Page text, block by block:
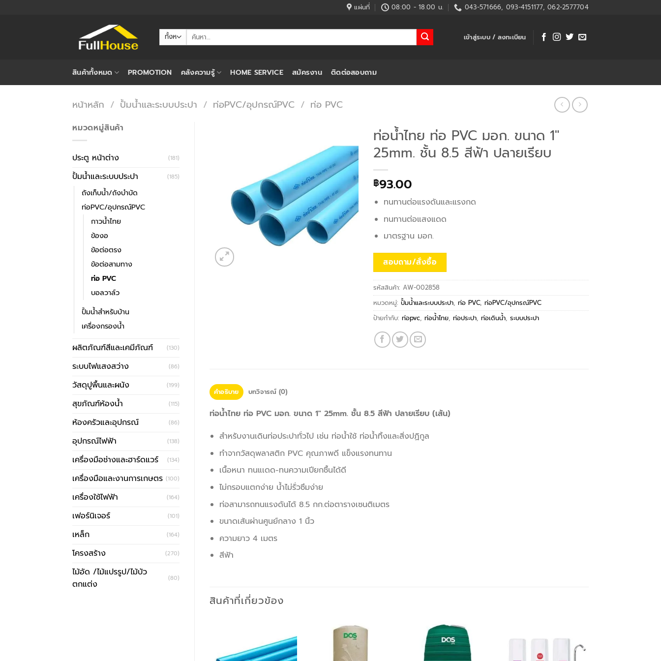
แผ่นที่ 08:00 - 18.00 น. 043-571666, 093-4151177, 062-2577704
ค้นหา: เข้าสู่ระบบ / ลงทะเบียน
สินค้าทั้งหมด PROMOTION คลังความรู้ HOME SERVICE สมัครงาน ติดต่อสอบถาม
หน้าหลัก / ปั้มน้ำและระบบประปา / ท่อPVC/อุปกรณ์PVC / ท่อ PVC
หมวดหมู่สินค้า
ประตู หน้าต่าง (181)
ปั้มน้ำและระบบประปา (185)
ถังเก็บน้ำ/ถังบำบัด
ท่อPVC/อุปกรณ์PVC
กาวน้ำไทย
ข้องอ
ข้อต่อตรง
ข้อต่อสามทาง
ท่อ PVC
บอลวาล์ว
ปั้มน้ำสำหรับบ้าน
เครื่องกรองน้ำ
ผลิตภัณฑ์สีและเคมีภัณฑ์ (130)
ระบบไฟแสงสว่าง (86)
วัสดุปูพื้นและผนัง (199)
สุขภัณฑ์ห้องน้ำ (115)
ห้องครัวและอุปกรณ์ (86)
อุปกรณ์ไฟฟ้า (138)
เครื่องมือช่างและฮาร์ดแวร์ (134)
เครื่องมือและงานการเกษตร (100)
เครื่องใช้ไฟฟ้า (164)
เฟอร์นิเจอร์ (101)
เหล็ก (164)
โครงสร้าง (270)
ไม้อัด /ไม้แปรรูป/ไม้บัว
ตกแต่ง
(80)
ท่อน้ำไทย ท่อ PVC มอก. ขนาด 1″
25mm. ชั้น 8.5 สีฟ้า ปลายเรียบ
฿93.00
ทนทานต่อแรงดันและแรงกด
ทนทานต่อแสงแดด
มาตรฐาน มอก.
สอบถาม/สั่งซื้อ
รหัสสินค้า:AW-002858
หมวดหมู่:ปั้มน้ำและระบบประปา,ท่อ PVC,ท่อPVC/อุปกรณ์PVC
ป้ายกำกับ:ท่อpvc,ท่อน้ำไทย,ท่อประปา,ท่อเดินน้ำ,ระบบประปา
คำอธิบาย บทวิจารณ์ (0)
ท่อน้ำไทย ท่อ PVC มอก. ขนาด 1″ 25mm. ชั้น 8.5 สีฟ้า ปลายเรียบ (เส้น)
สำหรับงานเดินท่อประปาทั่วไป เช่น ท่อน้ำใช้ ท่อน้ำทิ้งและสิ่งปฏิกูล
ทำจากวัสดุพลาสติก PVC คุณภาพดี แข็งแรงทนทาน
เนื้อหนา ทนแเดด-ทนความเปียกชื้นได้ดี
ไม่กรอบแตกง่าย น้ำไม่รั่วซึมง่าย
ท่อสามารถทนแรงดันได้ 8.5 กก.ต่อตารางเซนติเมตร
ขนาดเส้นผ่านศูนย์กลาง 1 นิ้ว
ความยาว 4 เมตร
สีฟ้า
สินค้าที่เกี่ยวข้อง